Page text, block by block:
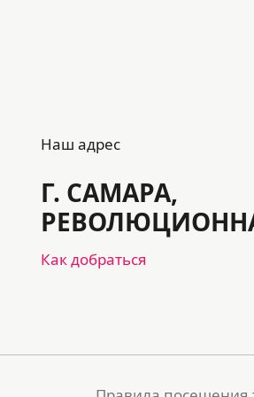
Наш адрес
Г. САМАРА,
Как добраться